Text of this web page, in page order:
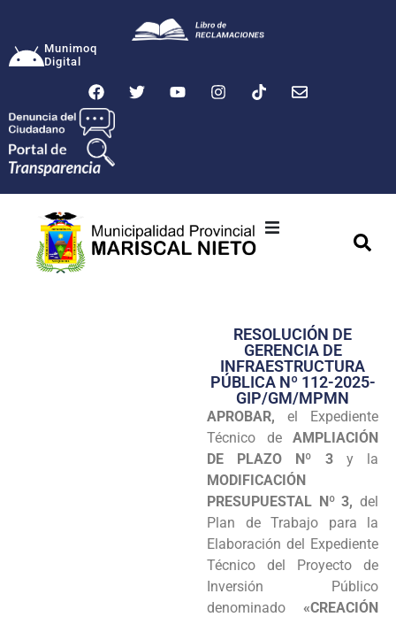
Munimoq
Digital
Transparencia
Seguridad
Programas
Intranet
RESOLUCIÓN DE
GERENCIA DE
INFRAESTRUCTURA
PÚBLICA Nº 112-2025-
GIP/GM/MPMN
APROBAR, el Expediente
Técnico de AMPLIACIÓN
DE PLAZO Nº 3y la
MODIFICACIÓN
PRESUPUESTAL Nº 3, del
Plan de Trabajo para la
Elaboración del Expediente
Técnico del Proyecto de
Inversión Público
denominado «CREACIÓN